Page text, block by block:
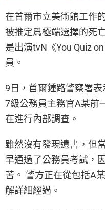
在首爾市立美術館工作
被推定爲極端選擇的死
是出演tvN《You Quiz
員。
9日，首爾鍾路警察署
7級公務員主務官A某前
在進行內部調查。
雖然沒有發現遺書，但
早通過了公務員考試，
苦。 警方正在從包括A
解詳細經過。